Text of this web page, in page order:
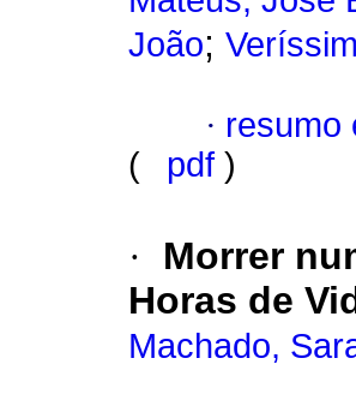
João;
· resumo
(
pdf )
·
Morrer
Horas de
Machado,